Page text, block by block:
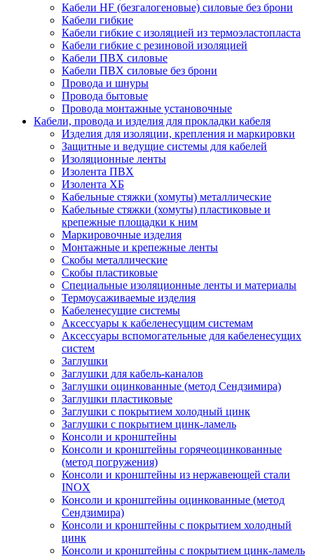
Кабели HF (безгалогеновые) силовые без брони
Кабели гибкие
Кабели гибкие с изоляцией из термоэластопласта
Кабели гибкие с резиновой изоляцией
Кабели ПВХ силовые
Кабели ПВХ силовые без брони
Провода и шнуры
Провода бытовые
Провода монтажные установочные
Кабели, провода и изделия для прокладки кабеля
Изделия для изоляции, крепления и маркировки
Защитные и ведущие системы для кабелей
Изоляционные ленты
Изолента ПВХ
Изолента ХБ
Кабельные стяжки (хомуты) металлические
Кабельные стяжки (хомуты) пластиковые и
крепежные площадки к ним
Маркировочные изделия
Монтажные и крепежные ленты
Скобы металлические
Скобы пластиковые
Специальные изоляционные ленты и материалы
Термоусаживаемые изделия
Кабеленесущие системы
Аксессуары к кабеленесущим системам
Аксессуары вспомогательные для кабеленесущих
систем
Заглушки
Заглушки для кабель-каналов
Заглушки оцинкованные (метод Сендзимира)
Заглушки пластиковые
Заглушки с покрытием холодный цинк
Заглушки с покрытием цинк-ламель
Консоли и кронштейны
Консоли и кронштейны горячеоцинкованные
(метод погружения)
Консоли и кронштейны из нержавеющей стали
INOX
Консоли и кронштейны оцинкованные (метод
Сендзимира)
Консоли и кронштейны с покрытием холодный
цинк
Консоли и кронштейны с покрытием цинк-ламель